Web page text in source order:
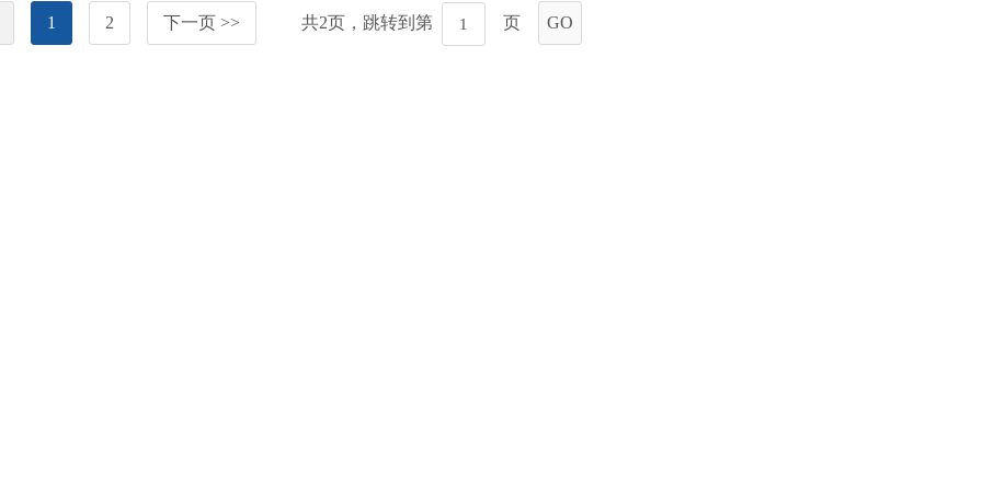
1 2 下一页 >> 共2页，跳转到第 页 GO